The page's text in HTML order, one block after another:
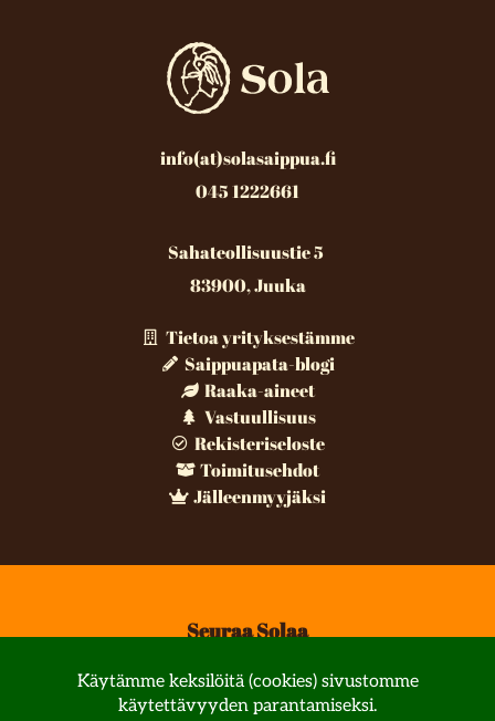
info(at)solasaippua.fi
045 1222661
Sahateollisuustie 5
83900, Juuka
Tietoa yrityksestämme
Saippuapata-blogi
Raaka-aineet
Vastuullisuus
Rekisteriseloste
Toimitusehdot
Jälleenmyyjäksi
Seuraa Solaa